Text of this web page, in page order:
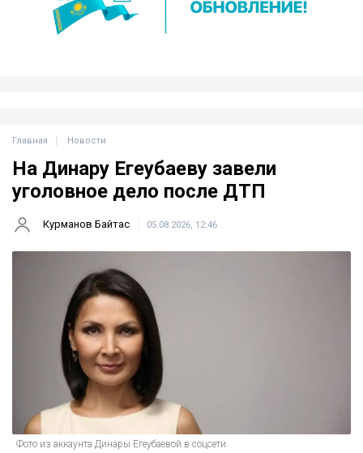
Главная Новости
На Динару Егеубаеву завели
уголовное дело после ДТП
Курманов Байтас 05.08.2026, 12:46
Фото из аккаунта Динары Егеубаевой в соцсети